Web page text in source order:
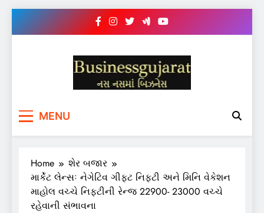
BUSINESS GUJARAT
MENU
Home
શેર બજાર
માર્કેટ લેન્સઃ નેગેટિવ ગીફ્ટ નિફ્ટી અને મિનિ વેકેશન
માહોલ વચ્ચે નિફ્ટીની રેન્જ 22900- 23000 વચ્ચે
રહેવાની સંભાવના